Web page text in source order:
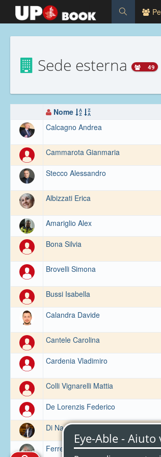
Sede esterna 49
Nome
Calcagno Andrea
Cammarota Gianmaria
Stecco Alessandro
Albizzati Erica
Amariglio Alex
Bona Silvia
Brovelli Simona
Bussi Isabella
Calandra Davide
Cantele Carolina
Cardenia Vladimiro
Colli Vignarelli Mattia
De Lorenzis Federico
Di Nardo Gerardo
Ferretti Patrizia Maria